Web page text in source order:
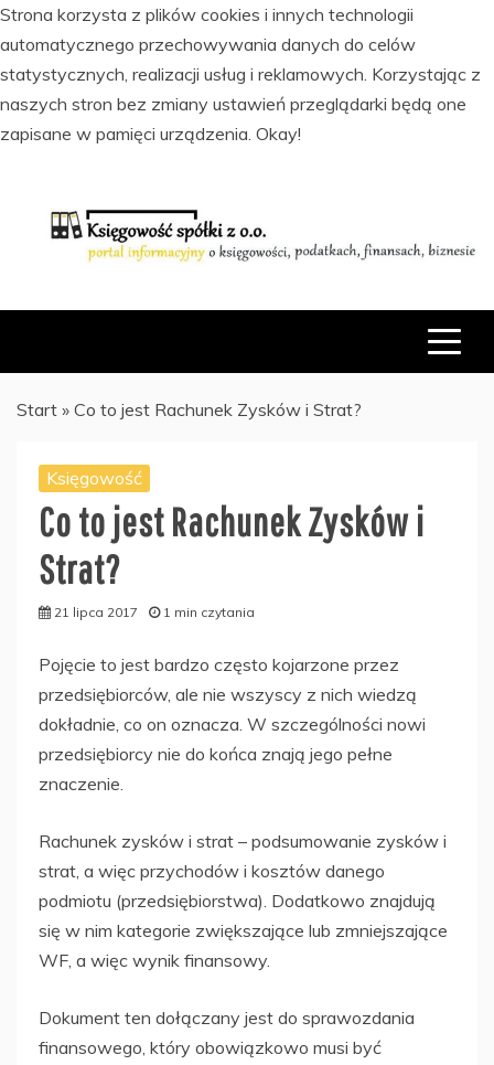
Strona korzysta z plików cookies i innych technologii
automatycznego przechowywania danych do celów
statystycznych, realizacji usług i reklamowych. Korzystając z
naszych stron bez zmiany ustawień przeglądarki będą one
zapisane w pamięci urządzenia. Okay!
FINANSACH I BIZNESIE
Start » Co to jest Rachunek Zysków i Strat?
Księgowość
Co to jest Rachunek Zysków i
Strat?
21 lipca 2017 1 min czytania
Pojęcie to jest bardzo często kojarzone przez
przedsiębiorców, ale nie wszyscy z nich wiedzą
dokładnie, co on oznacza. W szczególności nowi
przedsiębiorcy nie do końca znają jego pełne
znaczenie.
Rachunek zysków i strat – podsumowanie zysków i
strat, a więc przychodów i kosztów danego
podmiotu (przedsiębiorstwa). Dodatkowo znajdują
się w nim kategorie zwiększające lub zmniejszające
WF, a więc wynik finansowy.
Dokument ten dołączany jest do sprawozdania
finansowego, który obowiązkowo musi być